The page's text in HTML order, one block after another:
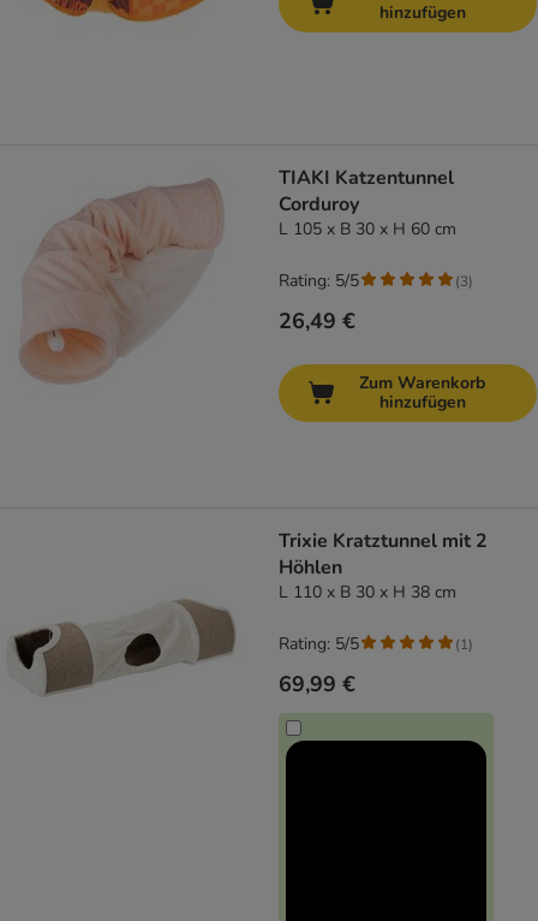
hinzufügen
TIAKI Katzentunnel
Corduroy
L 105 x B 30 x H 60 cm
26,49 €
Rating: 5/5 (3)
Zum Warenkorb
hinzufügen
Trixie Kratztunnel mit 2
Höhlen
L 110 x B 30 x H 38 cm
69,99 €
Rating: 5/5 (1)